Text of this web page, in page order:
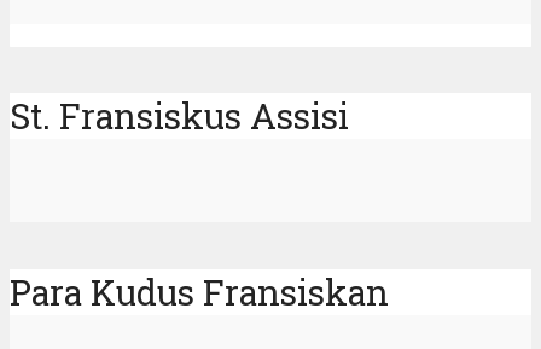
St. Fransiskus Assisi
Para Kudus Fransiskan